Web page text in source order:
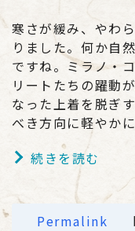
寒さが緩み、やわ
りました。何か自
ですね。ミラノ・
リートたちの躍動
なった上着を脱ぎ
べき方向に軽やか
続きを読む
Permalink